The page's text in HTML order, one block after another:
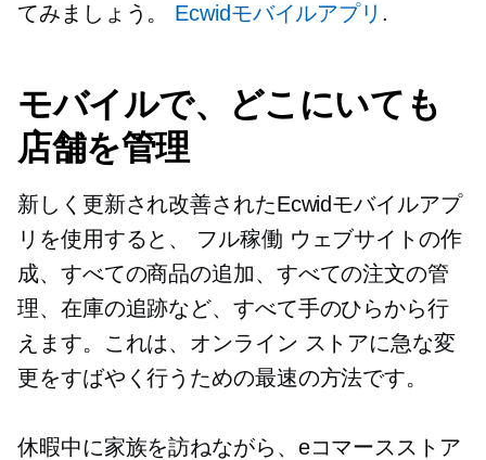
てみましょう。 Ecwidモバイルアプリ .
モバイルで、どこにいても
店舗を管理
新しく更新され改善されたEcwidモバイルアプ
リを使用すると、 フル稼働 ウェブサイトの作
成、すべての商品の追加、すべての注文の管
理、在庫の追跡など、すべて手のひらから行
えます。これは、オンライン ストアに急な変
更をすばやく行うための最速の方法です。
休暇中に家族を訪ねながら、eコマースストア